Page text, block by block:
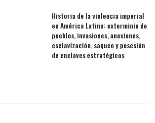
Historia de la violencia imperial
en América Latina: exterminio de
pueblos, invasiones, anexiones,
esclavización, saqueo y posesión
de enclaves estratégicos